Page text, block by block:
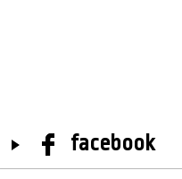
facebook